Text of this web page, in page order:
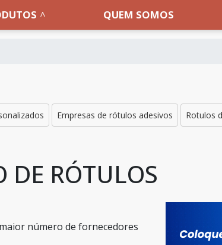
QUEM SOMOS
Empresas de rótulos adesivos Rotulos
DE RÓTULOS
número de fornecedores